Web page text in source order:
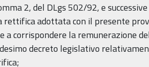
2, del DLgs 502/92, e
adottata con il presente
corrispondere la remunerazione
decreto legislativo